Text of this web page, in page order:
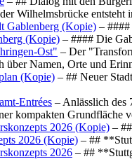
Wilhelmsbrücke
Gablenberg (Kopie) –
(Kopie) – #### Die
Ost" – Der
über Namen, Orte und
(Kopie) – ## Neuer
Entrées – Anlässlich des
kompakten Grundfläche
2026 (Kopie) –
2026 (Kopie) – ##
2026 – ##